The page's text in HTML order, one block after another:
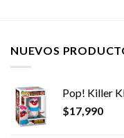
NUEVOS
Pop! Killer
$17,990